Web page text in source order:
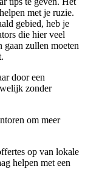
met je ruzie.
gebied, heb je
die hier veel
zullen moeten
door een
zonder
om meer
op van lokale
helpen met een